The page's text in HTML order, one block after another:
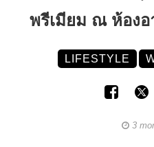
พรีเมียม ณ ห้องอ
LIFESTYLE
3